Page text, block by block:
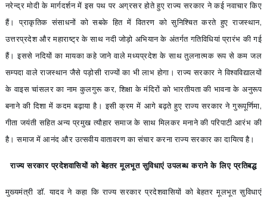
नरेन्द्र मोदी के मार्गदर्शन में इस पथ पर अग्रसर होते हुए राज्य सरकार ने कई नवाचार किए
हैं। प्राकृतिक संसाधनों को सबके हित में वितरण को सुनिश्चित करते हुए राजस्थान,
उत्तरप्रदेश और महाराष्ट्र के साथ नदी जोड़ो अभियान के अंतर्गत गतिविधियां प्रारंभ की गई
हैं। इससे नदियों का मायका कहे जाने वाले मध्यप्रदेश के साथ तुलनात्मक रूप से कम जल
सम्पदा वाले राजस्थान जैसे पड़ोसी राज्यों का भी लाभ होगा। राज्य सरकार ने विश्वविद्यालयों
के वाइस चांसलर का नाम कुलगुरू कर, शिक्षा के मंदिरों को भारतीयता की भावना के अनुरूप
बनाने की दिशा में कदम बढ़ाया है। इसी क्रम में आगे बढ़ते हुए राज्य सरकार ने गुरूपूर्णिमा,
गीता जयंती सहित अन्य प्रमुख त्यौहार समाज के साथ मिलकर मनाने की परिपाटी आरंभ की
है। समाज में आनंद और उत्सवीय वातावरण का संचार करना राज्य सरकार का दायित्व है।
राज्य सरकार प्रदेशवासियों को बेहतर मूलभूत सुविधाएं उपलब्ध कराने के लिए प्रतिबद्ध
मुख्यमंत्री डॉ. यादव ने कहा कि राज्य सरकार प्रदेशवासियों को बेहतर मूलभूत सुविधाएं